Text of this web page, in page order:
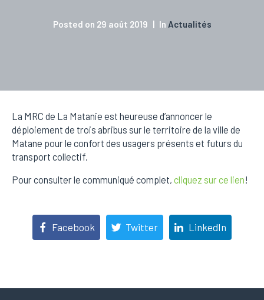
Posted on 29 août 2019 In Actualités
La MRC de La Matanie est heureuse d’annoncer le
déploiement de trois abribus sur le territoire de la ville de
Matane pour le confort des usagers présents et futurs du
transport collectif.
Pour consulter le communiqué complet, cliquez sur ce lien!
Facebook Twitter LinkedIn